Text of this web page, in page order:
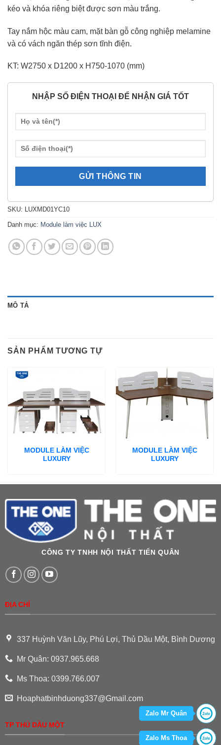
kéo và khóa riêng biệt được sơn màu trắng.
Tay nắm hộc màu cam, mặt bàn gỗ công nghiệp melamine
và có vách ngăn thép sơn tĩnh điện.
KT: W2750 x D1200 x H750-1070 (mm)
NHẬP SỐ ĐIỆN THOẠI ĐỂ NHẬN GIÁ TỐT
SKU: LUXMD01YC10
Danh mục: Module làm việc LUX
MÔ TẢ
SẢN PHẨM TƯƠNG TỰ
MODULE LÀM VIỆC
LUXURY
MODULE LÀM VIỆC
LUXURY
CÔNG TY TNHH NỘI THẤT TIẾN QUÂN
ĐỊA CHỈ
337 Huỳnh Văn Lũy, Phú Lợi, Thủ Dầu Một, Bình Dương
Mr Quân: 0937.965.668
Ms Thoa: 0399.766.007
Hoaphatbinhduong337@Gmail.com
TP THỦ DẦU MỘT
Zalo Mr Quân
Zalo Ms Thoa